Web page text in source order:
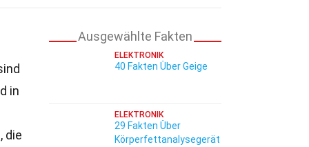
in
die
Ausgewählte Fakten
ELEKTRONIK
40 Fakten Über Geige
ELEKTRONIK
29 Fakten Über
Körperfettanalysegerät